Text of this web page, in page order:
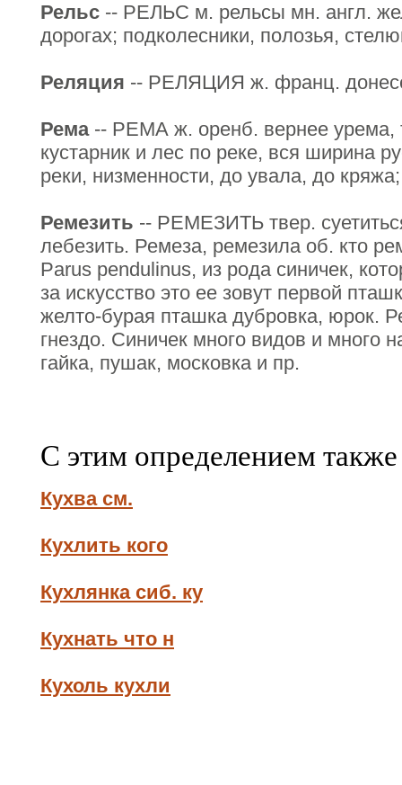
Рельс -- РЕЛЬС м. рельсы мн. англ.
дорогах; подколесники, полозья,
Реляция -- РЕЛЯЦИЯ ж. франц.
Рема-- РЕМА ж. оренб. вернее урема,
кустарник и лес по реке, вся ширина
реки, низменности, до увала, до
Ремезить -- РЕМЕЗИТЬ твер.
лебезить. Ремеза, ремезила об. кто
Parus pendulinus, из рода синичек,
за искусство это ее зовут первой
желто-бурая пташка дубровка, юрок.
гнездо. Синичек много видов и много
гайка, пушак, московка и пр.
С этим определением
Кухва см.
Кухлить кого
Кухлянка сиб. ку
Кухнать что н
Кухоль кухли